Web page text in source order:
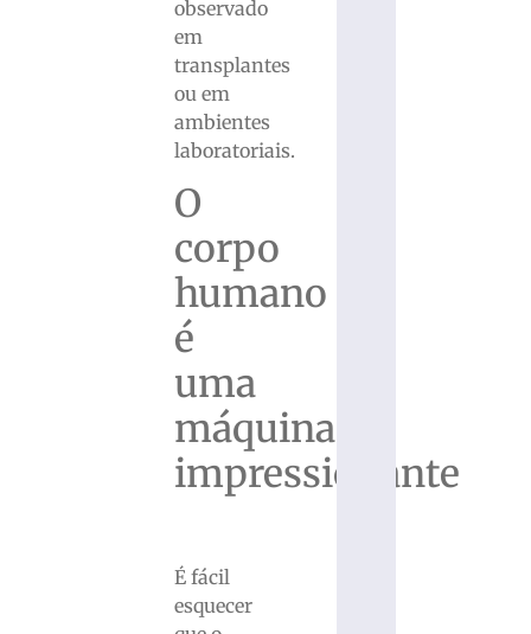
observado
em
transplantes
ou em
ambientes
laboratoriais.
O
corpo
humano
é
uma
máquina
impressionante
É fácil
esquecer